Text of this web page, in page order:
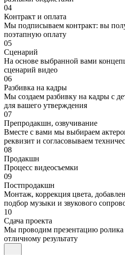
04
Контракт и оплата
Мы подписываем контракт: вы
поэтапную оплату
05
Сценарий
На основе выбранной вами
сценарий видео
06
Разбивка на кадры
Мы создаем разбивку на кадры с
для вашего утверждения
07
Препродакшн, озвучивание
Вместе с вами мы выбираем
реквизит и согласовываем
08
Продакшн
Процесс видеосъемки
09
Постпродакшн
Монтаж, коррекция цвета,
подбор музыки и звукового
10
Сдача проекта
Мы проводим презентацию ролика
отличному результату